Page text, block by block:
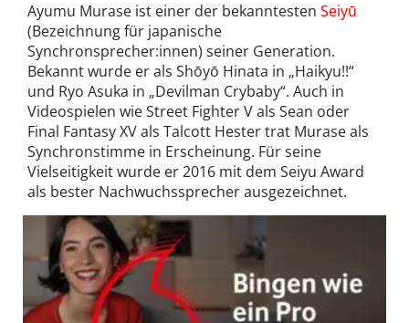
Ayumu Murase ist einer der bekanntesten Seiyū
(Bezeichnung für japanische
Synchronsprecher:innen) seiner Generation.
Bekannt wurde er als Shōyō Hinata in „Haikyu!!“
und Ryo Asuka in „Devilman Crybaby“. Auch in
Videospielen wie Street Fighter V als Sean oder
Final Fantasy XV als Talcott Hester trat Murase als
Synchronstimme in Erscheinung. Für seine
Vielseitigkeit wurde er 2016 mit dem Seiyu Award
als bester Nachwuchssprecher ausgezeichnet.